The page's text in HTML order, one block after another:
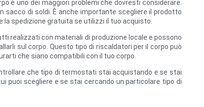
è uno dei maggiori problemi che dovresti considerare.
sacco di soldi. È anche importante scegliere il prodotto
la spedizione gratuita se utilizzi il tuo acquisto.
realizzati con materiali di produzione locale e possono
sul corpo. Questo tipo di riscaldatori per il corpo può
che siano compatibili con il tuo corpo.
che tipo di termostati stai acquistando e se stai
puoi scegliere e se stai cercando un particolare tipo di